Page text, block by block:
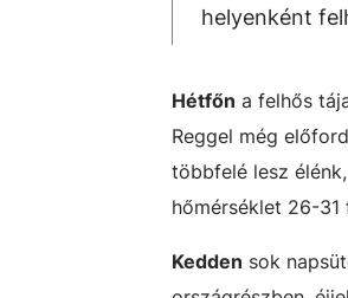
helyenként
Hétfőn a felhős
Reggel még
többfelé lesz
hőmérséklet 26-
Kedden sok